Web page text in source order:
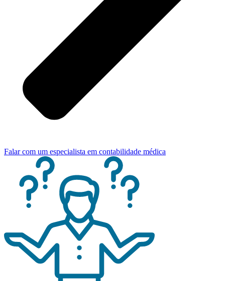
Falar com um especialista em contabilidade médica